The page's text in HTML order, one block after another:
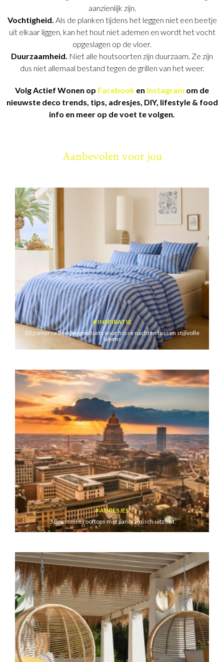
aanzienlijk zijn.
Vochtigheid. Als de planken tijdens het leggen niet een beetje
uit elkaar liggen, kan het hout niet ademen en wordt het vocht
opgeslagen op de vloer.
Duurzaamheid. Niet alle houtsoorten zijn duurzaam. Ze zijn
dus niet allemaal bestand tegen de grillen van het weer.
Volg Actief Wonen op Facebook en Instagram om de
nieuwste deco trends, tips, adresjes, DIY, lifestyle & food
info en meer op de voet te volgen.
Aanbevolen voor jou
INSPIRATIE
10 zomerse beddengoedsets voor frisse nachten tussen stijlvolle
lakens
ADRESJES
3 Brusselse rooftops met panoramisch uitzicht